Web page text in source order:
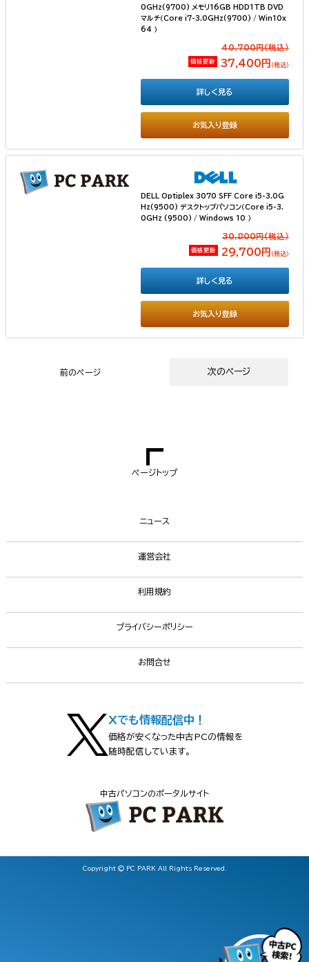
0GHz(9700) メモリ16GB HDD1TB DVD
マルチ（Core i7-3.0GHz(9700) / Win10x
64 ）
40,700円(税込）
価格更新 37,400円 （税込）
お気入り登録
詳しく見る
DELL Optiplex 3070 SFF Core i5-3.0G
Hz(9500) デスクトップパソコン（Core i5-3.
0GHz (9500) / Windows 10 ）
30,800円(税込）
価格更新 29,700円 （税込）
お気入り登録
詳しく見る
前のページ 次のページ
ページトップ
ニュース
運営会社
利用規約
プライバシーポリシー
お問合せ
Xでも情報配信中！
価格が安くなった中古PCの情報を
随時配信しています。
中古パソコンのポータルサイト
Copyright © PC PARK All Rights Reserved.